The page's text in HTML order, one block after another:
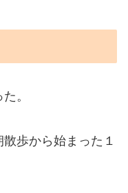
。
歩から始まった１